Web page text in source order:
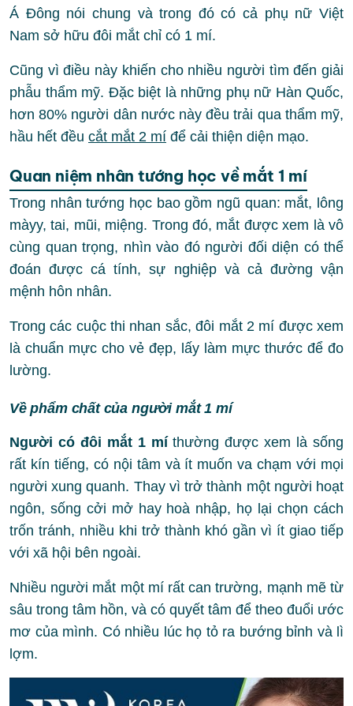
Á Đông nói chung và trong đó có cả phụ nữ Việt
Nam sở hữu đôi mắt chỉ có 1 mí.
Cũng vì điều này khiến cho nhiều người tìm đến giải
phẫu thẩm mỹ. Đặc biệt là những phụ nữ Hàn Quốc,
hơn 80% người dân nước này đều trải qua thẩm mỹ,
hầu hết đều cắt mắt 2 mí để cải thiện diện mạo.
Quan niệm nhân tướng học về mắt 1 mí
Trong nhân tướng học bao gồm ngũ quan: mắt, lông
màyy, tai, mũi, miệng. Trong đó, mắt được xem là vô
cùng quan trọng, nhìn vào đó người đối diện có thể
đoán được cá tính, sự nghiệp và cả đường vận
mệnh hôn nhân.
Trong các cuộc thi nhan sắc, đôi mắt 2 mí được xem
là chuẩn mực cho vẻ đẹp, lấy làm mực thước để đo
lường.
Về phẩm chất của người mắt 1 mí
Người có đôi mắt 1 míthường được xem là sống
rất kín tiếng, có nội tâm và ít muốn va chạm với mọi
người xung quanh. Thay vì trở thành một người hoạt
ngôn, sống cởi mở hay hoà nhập, họ lại chọn cách
trốn tránh, nhiều khi trở thành khó gần vì ít giao tiếp
với xã hội bên ngoài.
Nhiều người mắt một mí rất can trường, mạnh mẽ từ
sâu trong tâm hồn, và có quyết tâm để theo đuổi ước
mơ của mình. Có nhiều lúc họ tỏ ra bướng bỉnh và lì
lợm.